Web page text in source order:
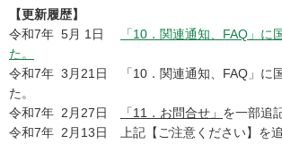
【更新履歴】
令和7年 5月 1日
「10．関連通知、FAQ」に
た。
令和7年 3月21日 「10．関連通知、FAQ」に
た。
令和7年 2月27日
「11．お問合せ」 を一部追
令和7年 2月13日 上記【ご注意ください】を